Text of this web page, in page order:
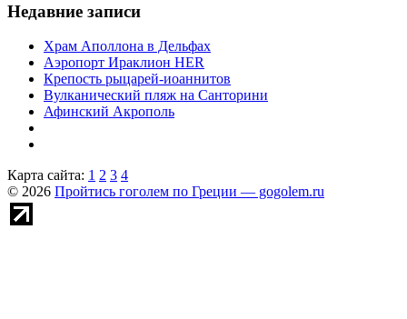
Недавние записи
Храм Аполлона в Дельфах
Аэропорт Ираклион HER
Крепость рыцарей-иоаннитов
Вулканический пляж на Санторини
Афинский Акрополь
Карта сайта: 1 2 3 4
© 2026 Пройтись гоголем по Греции — gogolem.ru